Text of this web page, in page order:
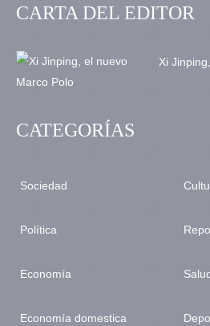
CARTA DEL EDITOR
Xi
CATEGORÍAS
Sociedad
Política
Economía
Economía domestica